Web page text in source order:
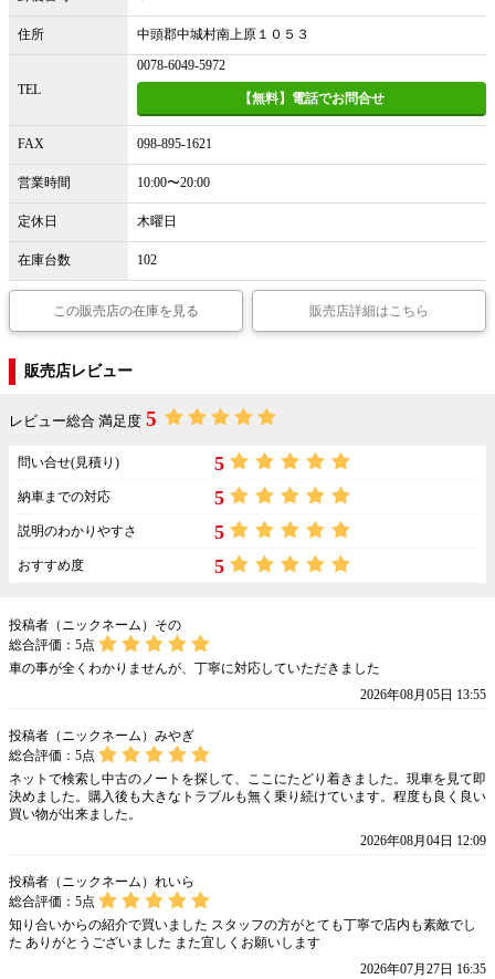
住所 中頭郡中城村南上原１０５３
TEL
0078-6049-5972
【無料】電話でお問合せ
FAX 098-895-1621
営業時間 10:00〜20:00
定休日 木曜日
在庫台数 102
この販売店の在庫を見る 販売店詳細はこちら
販売店レビュー
レビュー総合 満足度 5
問い合せ(見積り) 5
納車までの対応 5
説明のわかりやすさ 5
おすすめ度 5
投稿者（ニックネーム）その
総合評価： 5点
車の事が全くわかりませんが、丁寧に対応していただきました
2026年08月05日 13:55
投稿者（ニックネーム）みやぎ
総合評価： 5点
ネットで検索し中古のノートを探して、ここにたどり着きました。現車を見て即
決めました。購入後も大きなトラブルも無く乗り続けています。程度も良く良い
買い物が出来ました。
2026年08月04日 12:09
投稿者（ニックネーム）れいら
総合評価： 5点
知り合いからの紹介で買いました スタッフの方がとても丁寧で店内も素敵でし
た ありがとうございました また宜しくお願いします
2026年07月27日 16:35